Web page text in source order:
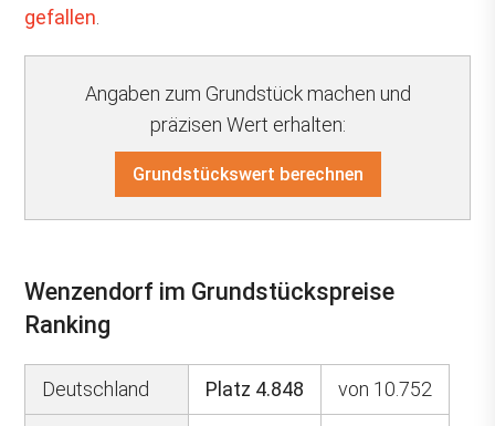
gefallen
Angaben zum Grundstück machen und
präzisen Wert erhalten:
Grundstückswert berechnen
Wenzendorf im Grundstückspreise
Ranking
Deutschland Platz 4.848 von 10.752